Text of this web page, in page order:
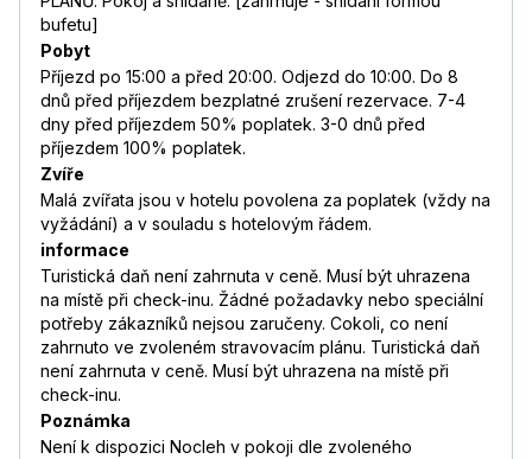
bufetu]
Pobyt
Příjezd po 15:00 a před 20:00. Odjezd do 10:00. Do 8
dnů před příjezdem bezplatné zrušení rezervace. 7-4
dny před příjezdem 50% poplatek. 3-0 dnů před
příjezdem 100% poplatek.
Zvíře
Malá zvířata jsou v hotelu povolena za poplatek (vždy na
vyžádání) a v souladu s hotelovým řádem.
informace
Turistická daň není zahrnuta v ceně. Musí být uhrazena
na místě při check-inu. Žádné požadavky nebo speciální
potřeby zákazníků nejsou zaručeny. Cokoli, co není
zahrnuto ve zvoleném stravovacím plánu. Turistická daň
není zahrnuta v ceně. Musí být uhrazena na místě při
check-inu.
Poznámka
Není k dispozici Nocleh v pokoji dle zvoleného